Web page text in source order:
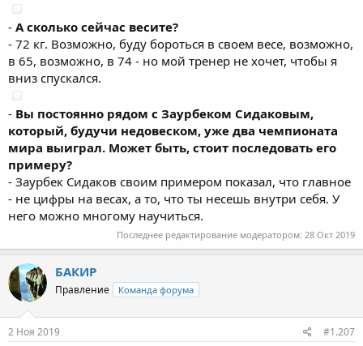
- А сколько сейчас весите?
- 72 кг. Возможно, буду бороться в своем весе, возможно,
в 65, возможно, в 74 - но мой тренер не хочет, чтобы я
вниз спускался.
- Вы постоянно рядом с Заурбеком Сидаковым,
который, будучи недовеском, уже два чемпионата
мира выиграл. Может быть, стоит последовать его
примеру?
- Заурбек Сидаков своим примером показал, что главное
- не цифры на весах, а то, что ты несешь внутри себя. У
него можно многому научиться.
Последнее редактирование модератором: 28 Окт 2019
БАКИР
Правление Команда форума
2 Ноя 2019 #1.207